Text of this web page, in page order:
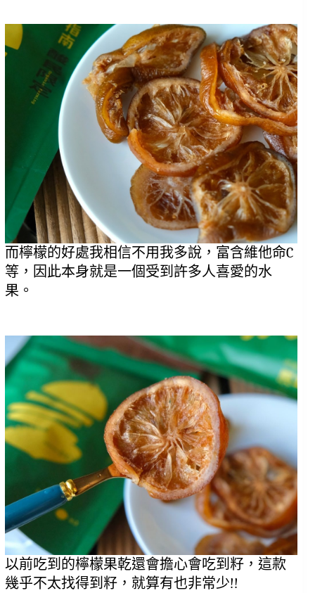
而檸檬的好處我相信不用我多說，富含維他命C
等，因此本身就是一個受到許多人喜愛的水
果。
以前吃到的檸檬果乾還會擔心會吃到籽，這款
幾乎不太找得到籽，就算有也非常少!!